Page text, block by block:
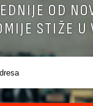
OD
STIŽE U